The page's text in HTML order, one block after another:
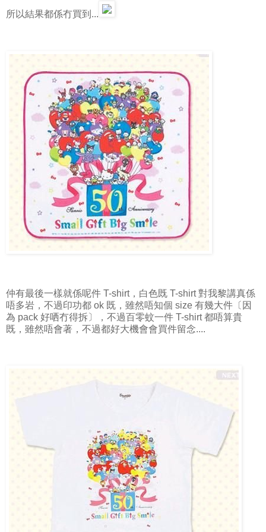
所以結果都係冇買到...
仲有最後一樣就係呢件 T-shirt，白色既 T-shirt 對我黎講真係
唔多岩，不過印功都 ok 既，雖然唔知個 size 有幾大件〔因
為 pack 好哂冇得拆〕，不過百零蚊一件 T-shirt 都唔算貴
既，雖然唔會著，不過都好大機會會買件留念....